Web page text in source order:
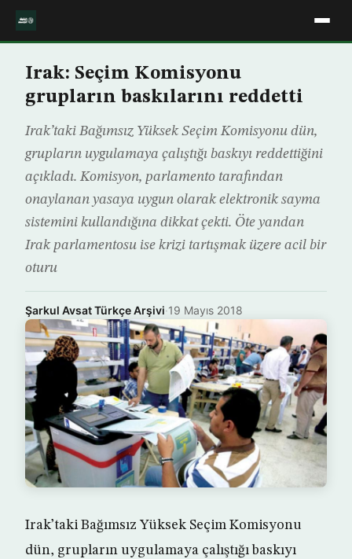
Irak: Seçim Komisyonu
grupların baskılarını reddetti
Irak’taki Bağımsız Yüksek Seçim Komisyonu dün,
grupların uygulamaya çalıştığı baskıyı reddettiğini
açıkladı. Komisyon, parlamento tarafından
onaylanan yasaya uygun olarak elektronik sayma
sistemini kullandığına dikkat çekti. Öte yandan
Irak parlamentosu ise krizi tartışmak üzere acil bir
oturu
Şarkul Avsat Türkçe Arşivi·19 Mayıs 2018
Irak’taki Bağımsız Yüksek Seçim Komisyonu
dün, grupların uygulamaya çalıştığı baskıyı